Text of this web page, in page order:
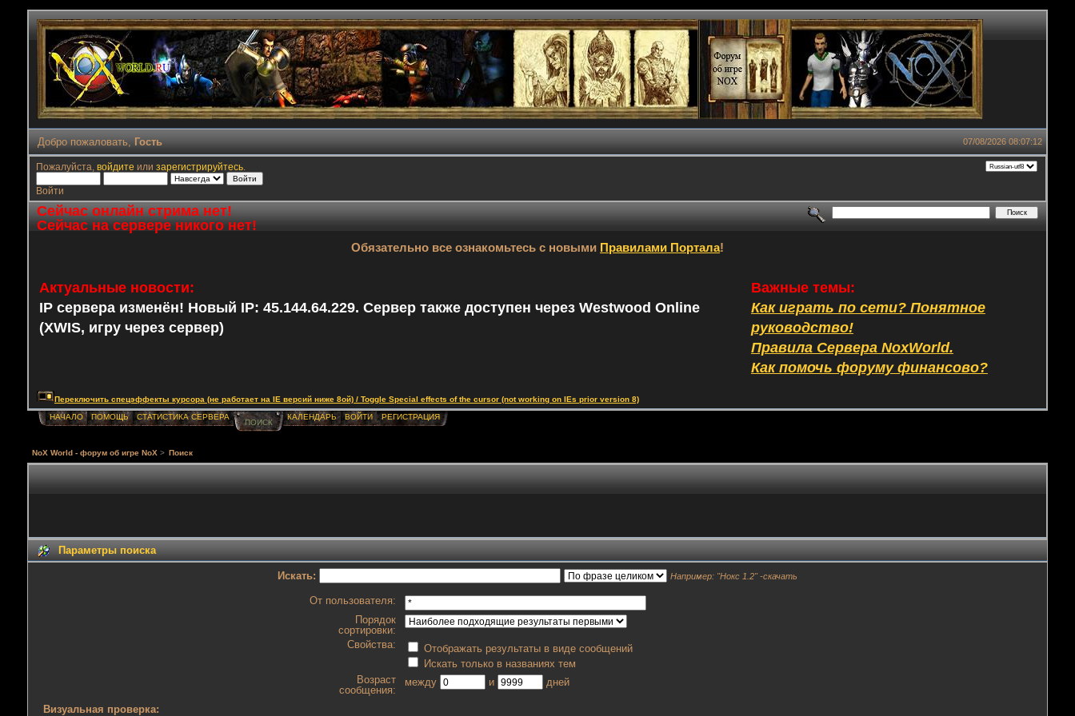
07/08/2026 08:07:12
Добро пожаловать, Гость
Пожалуйста, войдите или зарегистрируйтесь.
Войти
Сейчас онлайн стрима нет!
Сейчас на сервере никого нет!
Обязательно все ознакомьтесь с новыми Правилами Портала!
Актуальные новости:
IP сервера изменён! Новый IP: 45.144.64.229. Сервер также доступен через Westwood Online
(XWIS, игру через сервер)
Важные темы:
Как играть по сети? Понятное
руководство!
Правила Сервера NoxWorld.
Как помочь форуму финансово?
Переключить спецэффекты курсора (не работает на IE версий ниже 8ой) / Toggle Special effects of the cursor (not working on IEs prior version 8)
НАЧАЛО ПОМОЩЬ СТАТИСТИКА СЕРВЕРА
ПОИСК
КАЛЕНДАРЬ ВОЙТИ РЕГИСТРАЦИЯ
NoX World - форум об игре NoX > Поиск
Параметры поиска
Искать: Например: "Нокс 1.2" -скачать
От пользователя:
Порядок
сортировки:
Свойства:
Отображать результаты в виде сообщений
Искать только в названиях тем
Возраст
сообщения:
между и дней
Визуальная проверка: